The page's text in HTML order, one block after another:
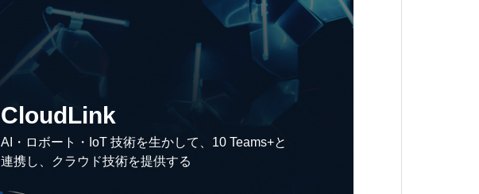
CloudLink
AI・ロボート・IoT 技術を生かして、10 Teams+と
連携し、クラウド技術を提供する